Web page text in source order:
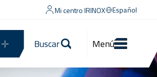
Mi centro IRINOX Español
Buscar Menú